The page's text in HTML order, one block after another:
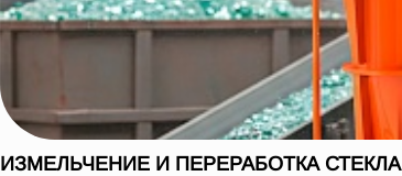
ИЗМЕЛЬЧЕНИЕ И ПЕРЕРАБОТКА СТЕКЛА